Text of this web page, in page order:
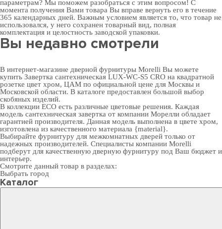
параметрам? Мы поможем разобраться с этим вопросом! С
момента получения Вами товара Вы вправе вернуть его в течение
365 календарных дней. Важным условием является то, что товар не
использовался, у него сохранен товарный вид, полная
комплектация и целостность заводской упаковки.
Вы недавно смотрели
В интернет-магазине дверной фурнитуры Morelli Вы можете
купить Завертка сантехническая LUX-WC-S5 CRO на квадратной
розетке цвет хром, ЦАМ по официальной цене для Москвы и
Московской области. В каталоге предоставлен большой выбор
скобяных изделий.
В коллекции ECO есть различные цветовые решения. Каждая
модель сантехническая завертка от компании Морелли обладает
гарантией производителя. Данная модель выполнена в цвете хром,
изготовлена из качественного материала {material}.
Выбирайте фурнитуру для межкомнатных дверей только от
надежных производителей. Специалисты компании Morelli
подберут для качественную дверную фурнитуру под Ваш бюджет и
интерьер.
Смотрите данный товар в разделах:
Выбрать город
Каталог